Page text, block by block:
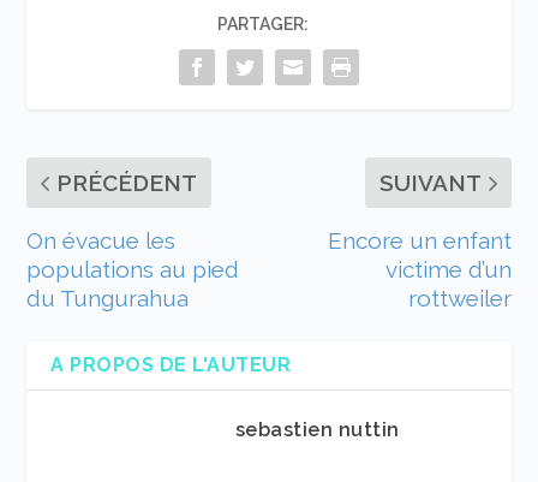
PARTAGER:
PRÉCÉDENT
On évacue les
populations au pied
du Tungurahua
SUIVANT
Encore un enfant
victime d’un
rottweiler
A PROPOS DE L'AUTEUR
sebastien nuttin